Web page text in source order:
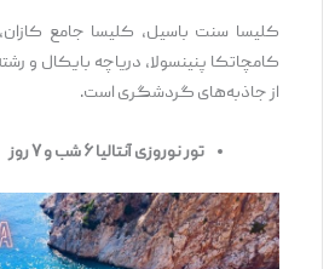
کلیسا سنت باسیل، کلیسا جامع کازان،
کامچاتکا پنینسولا، دریاچه بایکال و
از جاذبه‌های گردشگری است.
تور نوروزی آنتالیا ۶ شب و ۷ روز